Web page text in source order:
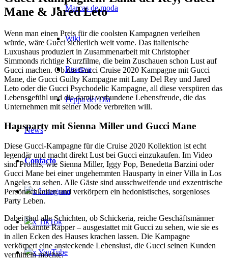
Marcas de moda
Wiki
Reserva
Peppa del Día
News
Contacto
x Instagram
x TikTok
x YouTube
Mane & Jared Leto
Wenn man einen Preis für die coolsten Kampagnen verleihen
würde, wäre Gucci sicherlich weit vorne. Das italienische
Luxushaus produziert in Zusammenarbeit mit Christopher
Simmonds richtige Kurzfilme, die beim Zuschauen schon Lust auf
Gucci machen. Ob die Gucci Cruise 2020 Kampagne mit Gucci
Mane, die Gucci Guilty Kampagne mit Lany Del Rey und Jared
Leto oder die Gucci Psychodelic Kampagne, all diese verspüren das
Lebensgefühl und die damit verbundene Lebensfreude, die das
Unternehmen mit seiner Mode verbreiten will.
Hausparty mit Sienna Miller und Gucci Mane
Diese Gucci-Kampagne für die Cruise 2020 Kollektion ist echt
legendär und macht direkt Lust bei Gucci einzukaufen. Im Video
sind Promis, wie Sienna Miller, Iggy Pop, Benedetta Barzini oder
Gucci Mane bei einer ungehemmten Hausparty in einer Villa in Los
Angeles zu sehen. Alle Gäste sind ausschweifende und exzentrische
Persönlichkeiten und verkörpern ein hedonistisches, sorgenloses
Party Leben.
Dabei sind alle Schichten, ob Schickeria, reiche Geschäftsmänner
oder bekannte Rapper – ausgestattet mit Gucci zu sehen, wie sie es
in allen Ecken des Hauses krachen lassen. Die Kampagne
verkörpert eine ansteckende Lebenslust, die Gucci seinen Kunden
vermitteln möchte.